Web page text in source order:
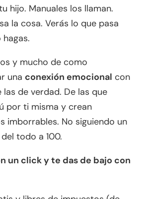
hijo. Manuales los llaman.
la cosa. Verás lo que pasa
y mucho de como
una conexión emocional con
las de verdad. De las que
por ti misma y crean
imborrables. No siguiendo un
todo a 100.
un click y te das de bajo con